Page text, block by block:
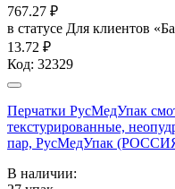
767.27 ₽
в статусе Для клиентов
13.72 ₽
Код: 32329
Перчатки РусМедУпак
текстурированные,
пар, РусМедУпак
В наличии: